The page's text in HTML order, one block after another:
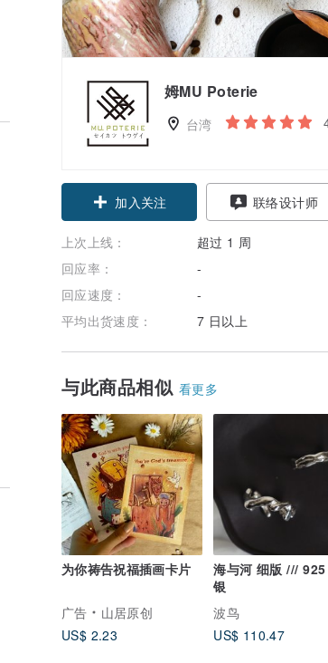
姆MU Poterie
台湾
加入关注 联络设计师
上次上线：
超过 1 周
回应率：
-
回应速度：
-
平均出货速度：
7 日以上
与此商品相似 看更多
为你祷告祝福插画卡片
广告
山居原创
US$ 2.23
海与河 细版 ///
银
波鸟
US$ 110.47